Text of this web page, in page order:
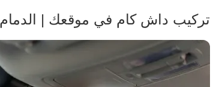
تركيب داش كام في موقعك | الدمام